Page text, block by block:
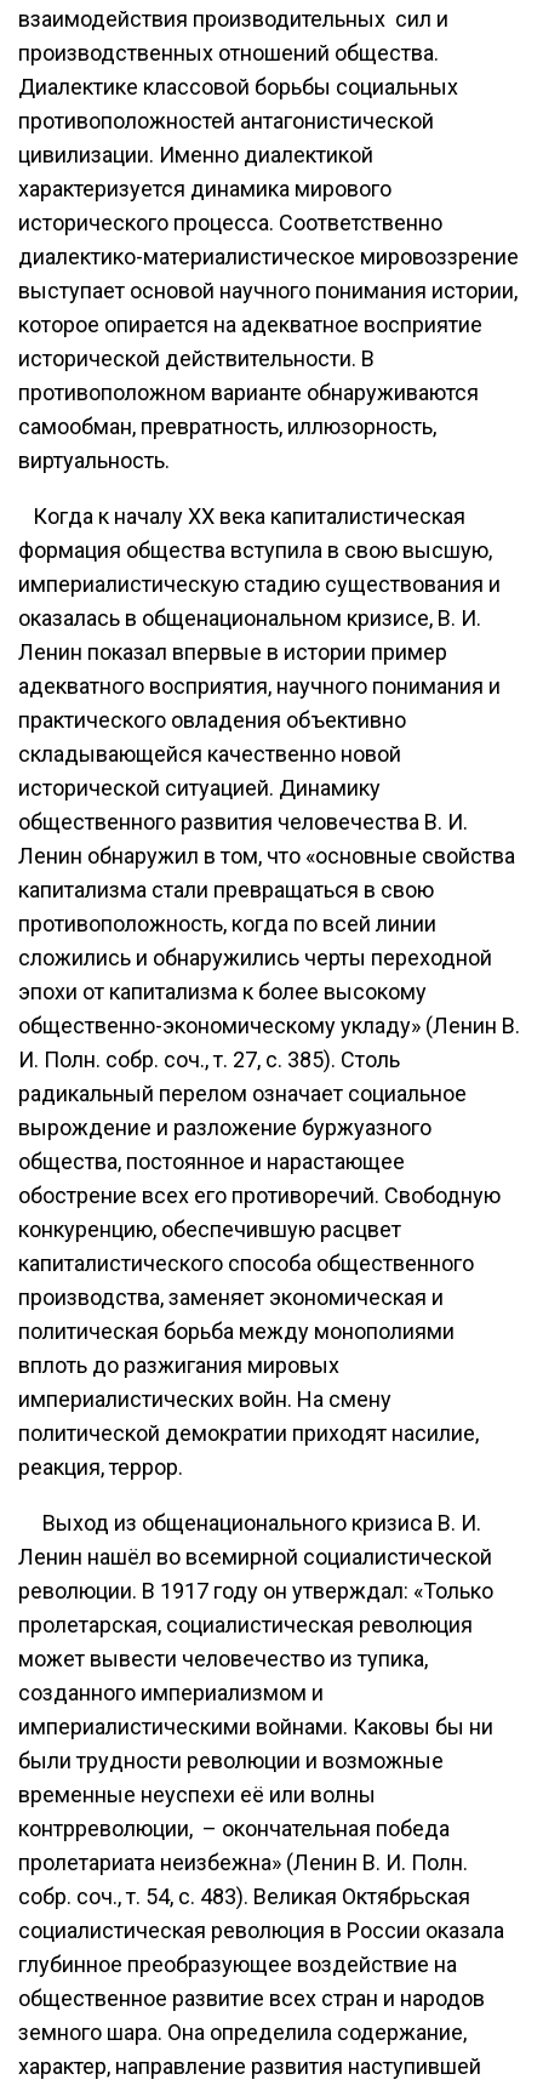
взаимодействия производительных сил и
производственных отношений общества.
Диалектике классовой борьбы социальных
противоположностей антагонистической
цивилизации. Именно диалектикой
характеризуется динамика мирового
исторического процесса. Соответственно
диалектико-материалистическое мировоззрение
выступает основой научного понимания истории,
которое опирается на адекватное восприятие
исторической действительности. В
противоположном варианте обнаруживаются
самообман, превратность, иллюзорность,
виртуальность.
Когда к началу XX века капиталистическая
формация общества вступила в свою высшую,
империалистическую стадию существования и
оказалась в общенациональном кризисе, В. И.
Ленин показал впервые в истории пример
адекватного восприятия, научного понимания и
практического овладения объективно
складывающейся качественно новой
исторической ситуацией. Динамику
общественного развития человечества В. И.
Ленин обнаружил в том, что «основные свойства
капитализма стали превращаться в свою
противоположность, когда по всей линии
сложились и обнаружились черты переходной
эпохи от капитализма к более высокому
общественно-экономическому укладу» (Ленин В.
И. Полн. собр. соч., т. 27, с. 385). Столь
радикальный перелом означает социальное
вырождение и разложение буржуазного
общества, постоянное и нарастающее
обострение всех его противоречий. Свободную
конкуренцию, обеспечившую расцвет
капиталистического способа общественного
производства, заменяет экономическая и
политическая борьба между монополиями
вплоть до разжигания мировых
империалистических войн. На смену
политической демократии приходят насилие,
реакция, террор.
Выход из общенационального кризиса В. И.
Ленин нашёл во всемирной социалистической
революции. В 1917 году он утверждал: «Только
пролетарская, социалистическая революция
может вывести человечество из тупика,
созданного империализмом и
империалистическими войнами. Каковы бы ни
были трудности революции и возможные
временные неуспехи её или волны
контрреволюции, – окончательная победа
пролетариата неизбежна» (Ленин В. И. Полн.
собр. соч., т. 54, с. 483). Великая Октябрьская
социалистическая революция в России оказала
глубинное преобразующее воздействие на
общественное развитие всех стран и народов
земного шара. Она определила содержание,
характер, направление развития наступившей